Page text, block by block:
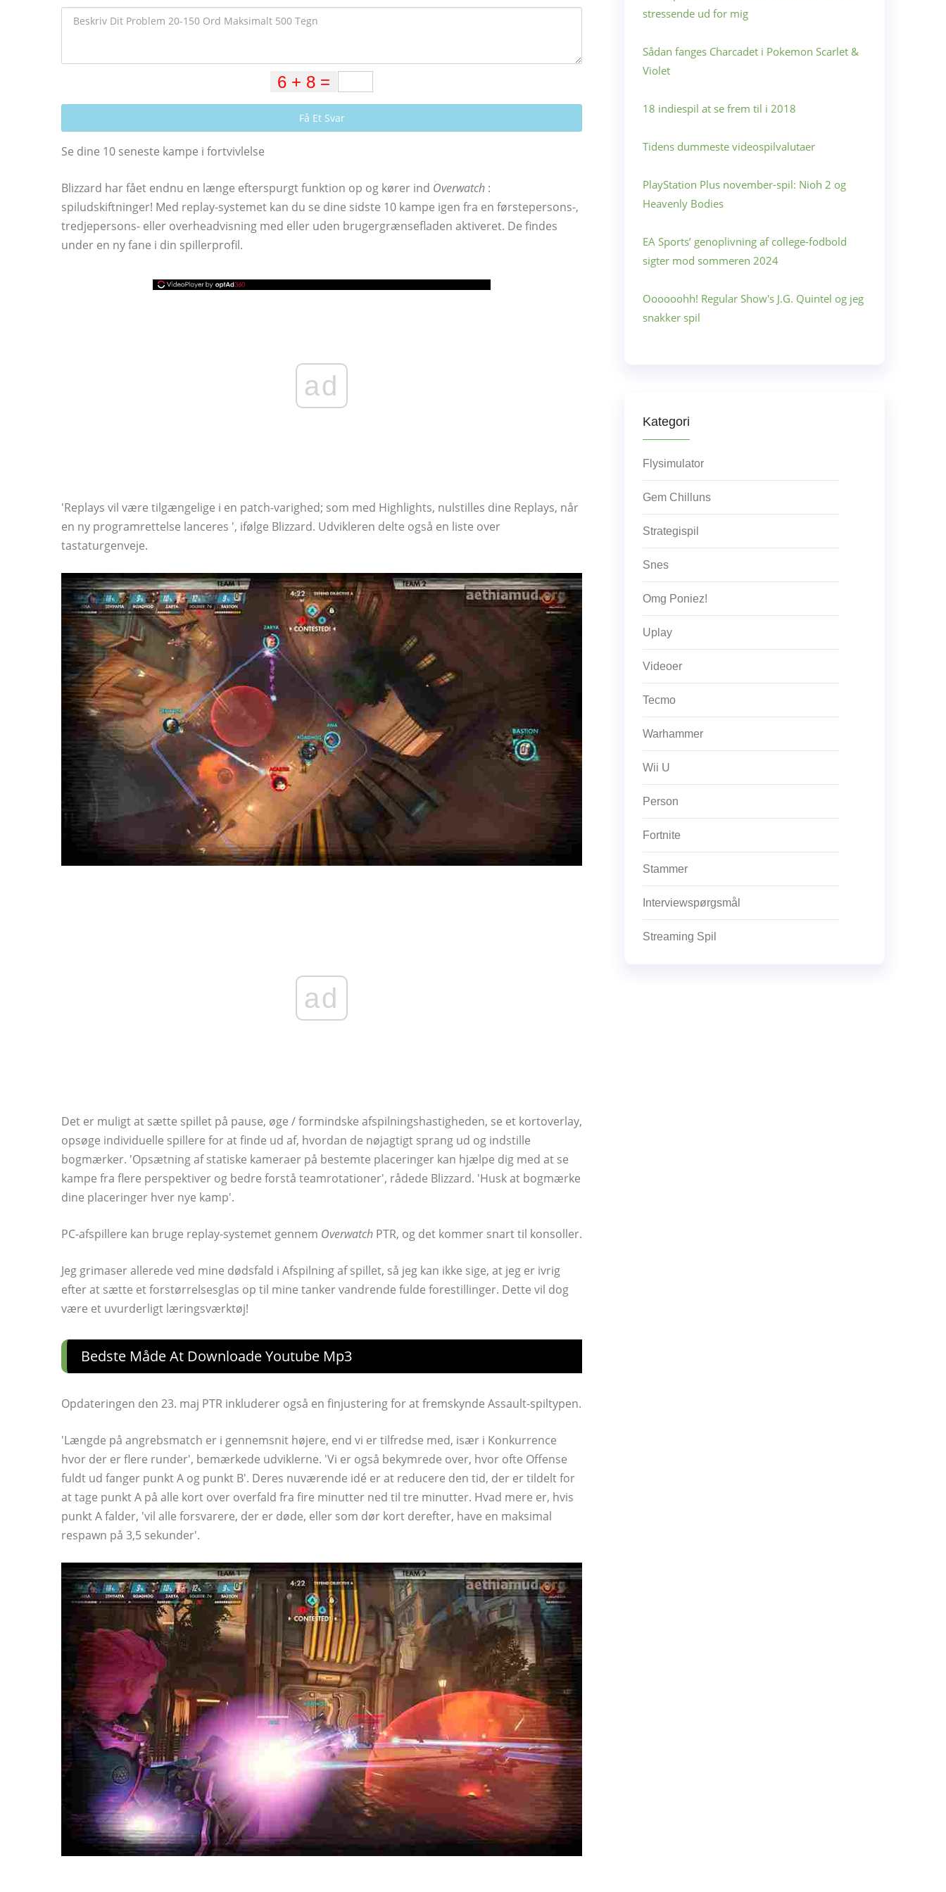
Få Et Svar
Se dine 10 seneste kampe i fortvivlelse
Blizzard har fået endnu en længe efterspurgt funktion op og kører ind Overwatch :
spiludskiftninger! Med replay-systemet kan du se dine sidste 10 kampe igen fra en førstepersons-,
tredjepersons- eller overheadvisning med eller uden brugergrænsefladen aktiveret. De findes
under en ny fane i din spillerprofil.
ad
'Replays vil være tilgængelige i en patch-varighed; som med Highlights, nulstilles dine Replays, når
en ny programrettelse lanceres ', ifølge Blizzard. Udvikleren delte også en liste over
tastaturgenveje.
ad
Det er muligt at sætte spillet på pause, øge / formindske afspilningshastigheden, se et kortoverlay,
opsøge individuelle spillere for at finde ud af, hvordan de nøjagtigt sprang ud og indstille
bogmærker. 'Opsætning af statiske kameraer på bestemte placeringer kan hjælpe dig med at se
kampe fra flere perspektiver og bedre forstå teamrotationer', rådede Blizzard. 'Husk at bogmærke
dine placeringer hver nye kamp'.
PC-afspillere kan bruge replay-systemet gennem Overwatch PTR, og det kommer snart til konsoller.
Jeg grimaser allerede ved mine dødsfald i Afspilning af spillet, så jeg kan ikke sige, at jeg er ivrig
efter at sætte et forstørrelsesglas op til mine tanker vandrende fulde forestillinger. Dette vil dog
være et uvurderligt læringsværktøj!
Bedste Måde At Downloade Youtube Mp3
Opdateringen den 23. maj PTR inkluderer også en finjustering for at fremskynde Assault-spiltypen.
'Længde på angrebsmatch er i gennemsnit højere, end vi er tilfredse med, især i Konkurrence
hvor der er flere runder', bemærkede udviklerne. 'Vi er også bekymrede over, hvor ofte Offense
fuldt ud fanger punkt A og punkt B'. Deres nuværende idé er at reducere den tid, der er tildelt for
at tage punkt A på alle kort over overfald fra fire minutter ned til tre minutter. Hvad mere er, hvis
punkt A falder, 'vil alle forsvarere, der er døde, eller som dør kort derefter, have en maksimal
respawn på 3,5 sekunder'.
stressende ud for mig
Sådan fanges Charcadet i Pokemon Scarlet &
Violet
18 indiespil at se frem til i 2018
Tidens dummeste videospilvalutaer
PlayStation Plus november-spil: Nioh 2 og
Heavenly Bodies
EA Sports’ genoplivning af college-fodbold
sigter mod sommeren 2024
Oooooohh! Regular Show's J.G. Quintel og jeg
snakker spil
Kategori
Flysimulator
Gem Chilluns
Strategispil
Snes
Omg Poniez!
Uplay
Videoer
Tecmo
Warhammer
Wii U
Person
Fortnite
Stammer
Interviewspørgsmål
Streaming Spil